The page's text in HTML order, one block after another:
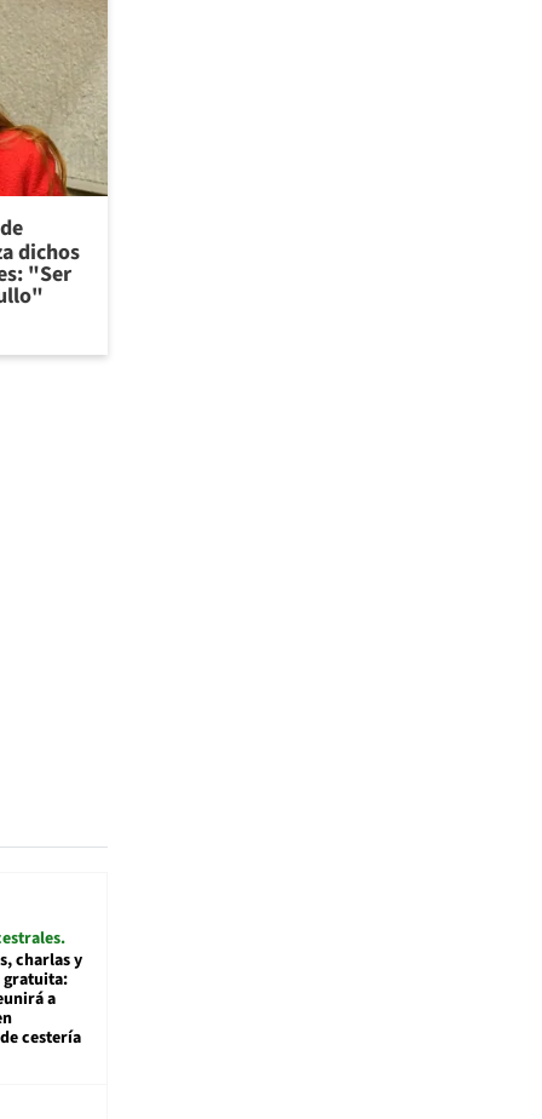
dichos
"Ser
charlas y
gratuita:
a
cestería